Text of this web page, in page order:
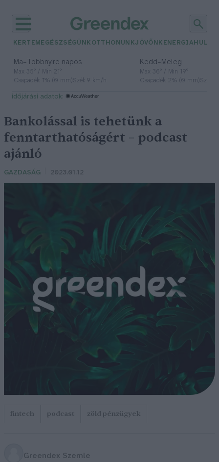
KERTEM EGÉSZSÉGÜNK OTTHONUNKJÖVŐNK ENERGIA
Ma– Többnyire napos
Max 35° / Min 21°
Csapadék: 1% (0 mm)Szél: 9 km/h
Kedd– Meleg
Max 36° / Min 19°
Csapadék: 2% (0 mm)Szél:
időjárási adatok:
Bankolással is tehetünk a
fenntarthatóságért – podcast
ajánló
GAZDASÁG 2023.01.12
fintech podcast zöld pénzügyek
Greendex Szemle